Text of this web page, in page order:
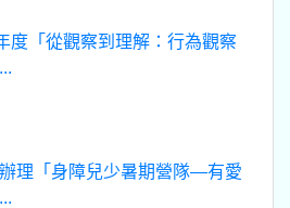
度「從觀察到理解：行為觀察
理「身障兒少暑期營隊—有愛